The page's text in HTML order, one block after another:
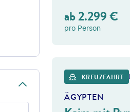
ab2.299€
pro Person
KREUZFAHRT
ÄGYPTEN